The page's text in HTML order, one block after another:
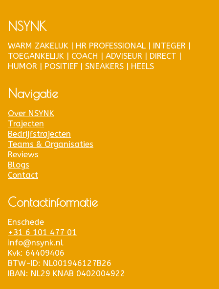
NSYNK
WARM ZAKELIJK | HR PROFESSIONAL | INTEGER |
TOEGANKELIJK | COACH | ADVISEUR | DIRECT |
HUMOR | POSITIEF | SNEAKERS | HEELS
Navigatie
Over NSYNK
Trajecten
Bedrijfstrajecten
Teams & Organisaties
Reviews
Blogs
Contact
Contactinformatie
Enschede
+31 6 101 477 01
info@nsynk.nl
Kvk: 64409406
BTW-ID: NL001946127B26
IBAN: NL29 KNAB 0402004922